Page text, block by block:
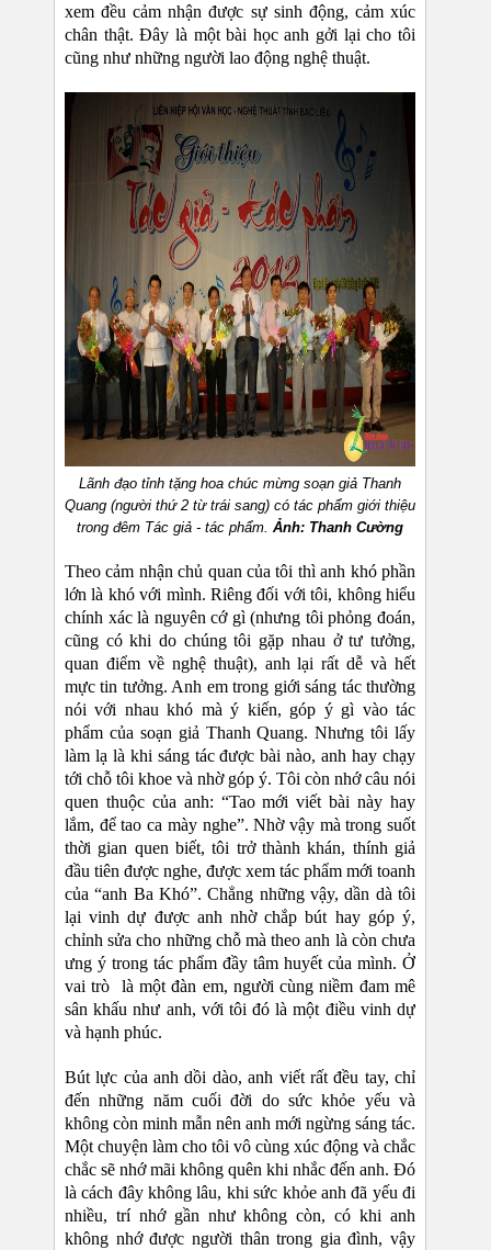
xem đều cảm nhận được sự sinh động, cảm xúc
chân thật. Đây là một bài học anh gởi lại cho tôi
cũng như những người lao động nghệ thuật.
Lãnh đạo tỉnh tặng hoa chúc mừng soạn giả Thanh
Quang (người thứ 2 từ trái sang) có tác phẩm giới thiệu
trong đêm Tác giả - tác phẩm. Ảnh: Thanh Cường
Theo cảm nhận chủ quan của tôi thì anh khó phần
lớn là khó với mình. Riêng đối với tôi, không hiểu
chính xác là nguyên cớ gì (nhưng tôi phỏng đoán,
cũng có khi do chúng tôi gặp nhau ở tư tưởng,
quan điểm về nghệ thuật), anh lại rất dễ và hết
mực tin tưởng. Anh em trong giới sáng tác thường
nói với nhau khó mà ý kiến, góp ý gì vào tác
phẩm của soạn giả Thanh Quang. Nhưng tôi lấy
làm lạ là khi sáng tác được bài nào, anh hay chạy
tới chỗ tôi khoe và nhờ góp ý. Tôi còn nhớ câu nói
quen thuộc của anh: “Tao mới viết bài này hay
lắm, để tao ca mày nghe”. Nhờ vậy mà trong suốt
thời gian quen biết, tôi trở thành khán, thính giả
đầu tiên được nghe, được xem tác phẩm mới toanh
của “anh Ba Khó”. Chẳng những vậy, dần dà tôi
lại vinh dự được anh nhờ chắp bút hay góp ý,
chỉnh sửa cho những chỗ mà theo anh là còn chưa
ưng ý trong tác phẩm đầy tâm huyết của mình. Ở
vai trò là một đàn em, người cùng niềm đam mê
sân khấu như anh, với tôi đó là một điều vinh dự
và hạnh phúc.
Bút lực của anh dồi dào, anh viết rất đều tay, chỉ
đến những năm cuối đời do sức khỏe yếu và
không còn minh mẫn nên anh mới ngừng sáng tác.
Một chuyện làm cho tôi vô cùng xúc động và chắc
chắc sẽ nhớ mãi không quên khi nhắc đến anh. Đó
là cách đây không lâu, khi sức khỏe anh đã yếu đi
nhiều, trí nhớ gần như không còn, có khi anh
không nhớ được người thân trong gia đình, vậy